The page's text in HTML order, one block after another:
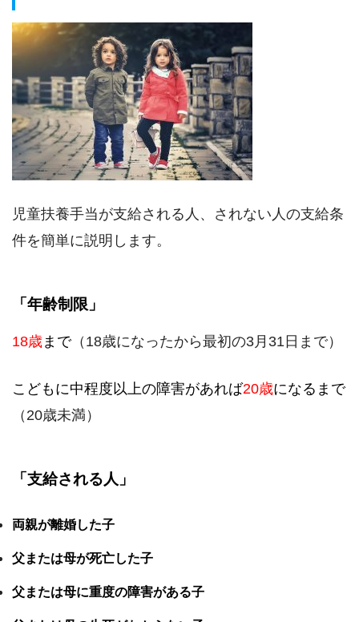
児童扶養手当が支給される人、されない人の支給条
件を簡単に説明します。
「年齢制限」
18歳まで（18歳になったから最初の3月31日まで）
こどもに中程度以上の障害があれば20歳になるまで
（20歳未満）
「支給される人」
両親が離婚した子
父または母が死亡した子
父または母に重度の障害がある子